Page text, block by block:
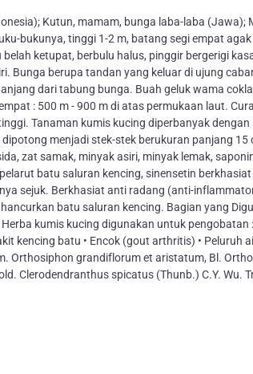
Kutun, mamam, bunga laba-laba (Jawa);
bukunya, tinggi 1-2 m, batang segi empat
ketupat, berbulu halus, pinggir bergerigi
Bunga berupa tandan yang keluar di ujung
dari tabung bunga. Buah geluk wama
: 500 m - 900 m di atas permukaan laut.
Tanaman kumis kucing diperbanyak
menjadi stek-stek berukuran panjang 15
zat samak, minyak asiri, minyak lemak,
batu saluran kencing, sinensetin
sejuk. Berkhasiat anti radang (anti-
batu saluran kencing. Bagian yang
kumis kucing digunakan untuk pengobatan
kencing batu • Encok (gout arthritis) • Peluruh
Orthosiphon grandiflorum et aristatum, Bl.
Clerodendranthus spicatus (Thunb.) C.Y. Wu.